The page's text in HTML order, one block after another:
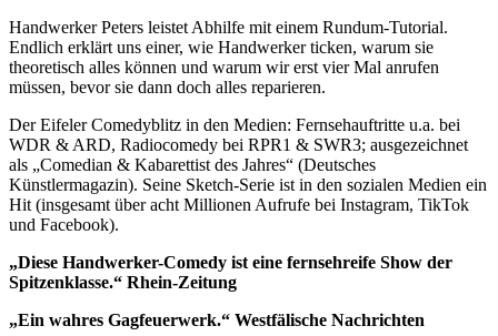
Handwerker Peters leistet Abhilfe mit einem Rundum-Tutorial.
Endlich erklärt uns einer, wie Handwerker ticken, warum sie
theoretisch alles können und warum wir erst vier Mal anrufen
müssen, bevor sie dann doch alles reparieren.
Der Eifeler Comedyblitz in den Medien: Fernsehauftritte u.a. bei
WDR & ARD, Radiocomedy bei RPR1 & SWR3; ausgezeichnet
als „Comedian & Kabarettist des Jahres“ (Deutsches
Künstlermagazin). Seine Sketch-Serie ist in den sozialen Medien ein
Hit (insgesamt über acht Millionen Aufrufe bei Instagram, TikTok
und Facebook).
„Diese Handwerker-Comedy ist eine fernsehreife Show der
Spitzenklasse.“ Rhein-Zeitung
„Ein wahres Gagfeuerwerk.“ Westfälische Nachrichten